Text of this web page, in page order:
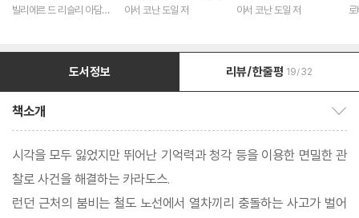
빌리에르 드 리슬리 아담
아서 코난 도일 저 아서 코난 도일 저
도서정보 리뷰/한줄평 19/32
책소개
시각을 모두 잃었지만 뛰어난 기억력과 청각 등을 이용한 면밀한 관
찰로 사건을 해결하는 카라도스.
런던 근처의 붐비는 철도 노선에서 열차끼리 충돌하는 사고가 벌어